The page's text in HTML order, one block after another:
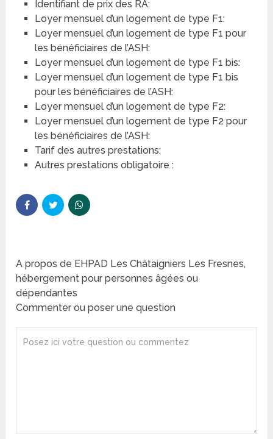
Identifiant de prix des RA:
Loyer mensuel d’un logement de type F1:
Loyer mensuel d’un logement de type F1 pour
les bénéficiaires de l’ASH:
Loyer mensuel d’un logement de type F1 bis:
Loyer mensuel d’un logement de type F1 bis
pour les bénéficiaires de l’ASH:
Loyer mensuel d’un logement de type F2:
Loyer mensuel d’un logement de type F2 pour
les bénéficiaires de l’ASH:
Tarif des autres prestations:
Autres prestations obligatoire :
A propos de EHPAD Les Châtaigniers Les Fresnes,
hébergement pour personnes âgées ou
dépendantes
Commenter ou poser une question